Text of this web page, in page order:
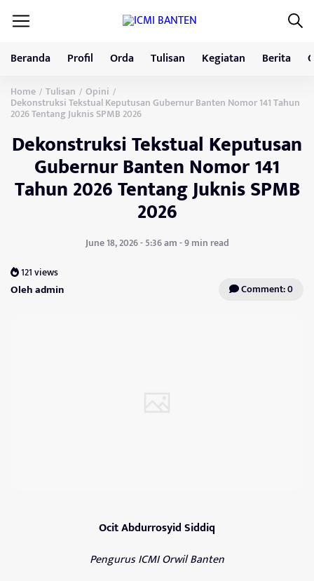
Beranda Profil Orda Tulisan Kegiatan Berita
Home / Tulisan / Opini /
Dekonstruksi Tekstual Keputusan Gubernur Banten Nomor 141 Tahun
2026 Tentang Juknis SPMB 2026
Dekonstruksi Tekstual Keputusan
Gubernur Banten Nomor 141
Tahun 2026 Tentang Juknis SPMB
2026
June 18, 2026 - 5:36 am - 9 min read
121 views
Oleh admin Comment: 0
Ocit Abdurrosyid Siddiq
Pengurus ICMI Orwil Banten